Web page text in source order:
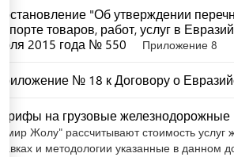
Постановление "Об утверждении
импорте товаров, работ, услуг в
июля 2015 года № 550
Приложение 8
Приложение № 18 к Договору о
Тарифы на грузовые железнодорожные
Темир Жолу" рассчитывают стоимость
ставках и методологии указанные в данном